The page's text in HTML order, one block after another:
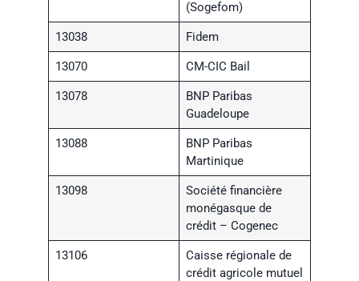
(Sogefom)
13038 Fidem
13070 CM-CIC Bail
13078
BNP Paribas
Guadeloupe
13088
BNP Paribas
Martinique
13098
Société financière
monégasque de
crédit – Cogenec
13106
Caisse régionale de
crédit agricole mutuel